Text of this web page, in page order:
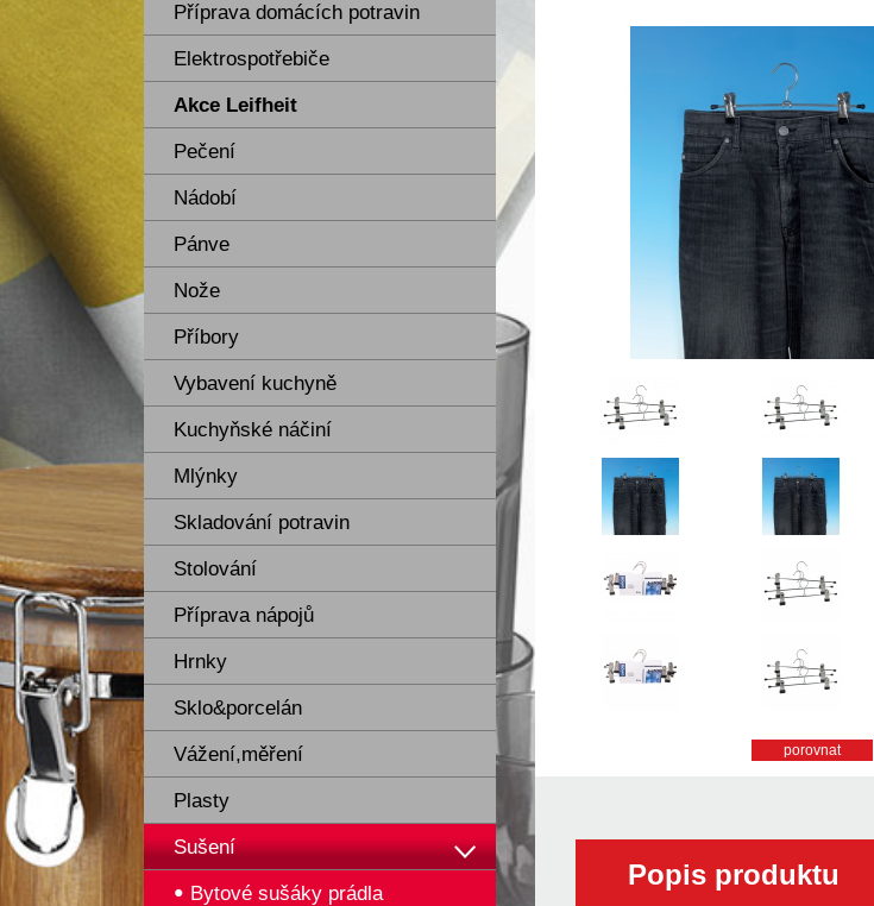
Příprava domácích potravin
Elektrospotřebiče
Akce Leifheit
Pečení
Nádobí
Pánve
Nože
Příbory
Vybavení kuchyně
Kuchyňské náčiní
Mlýnky
Skladování potravin
Stolování
Příprava nápojů
Hrnky
Sklo&porcelán
Vážení,měření
Plasty
Sušení
Bytové sušáky prádla
porovnat
Popis produktu